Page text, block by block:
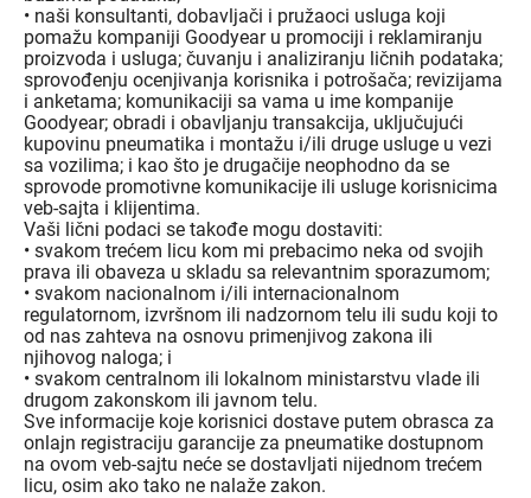
• naši konsultanti, dobavljači i pružaoci usluga koji
pomažu kompaniji Goodyear u promociji i reklamiranju
proizvoda i usluga; čuvanju i analiziranju ličnih podataka;
sprovođenju ocenjivanja korisnika i potrošača; revizijama
i anketama; komunikaciji sa vama u ime kompanije
Goodyear; obradi i obavljanju transakcija, uključujući
kupovinu pneumatika i montažu i/ili druge usluge u vezi
sa vozilima; i kao što je drugačije neophodno da se
sprovode promotivne komunikacije ili usluge korisnicima
veb-sajta i klijentima.
Vaši lični podaci se takođe mogu dostaviti:
• svakom trećem licu kom mi prebacimo neka od svojih
prava ili obaveza u skladu sa relevantnim sporazumom;
• svakom nacionalnom i/ili internacionalnom
regulatornom, izvršnom ili nadzornom telu ili sudu koji to
od nas zahteva na osnovu primenjivog zakona ili
njihovog naloga; i
• svakom centralnom ili lokalnom ministarstvu vlade ili
drugom zakonskom ili javnom telu.
Sve informacije koje korisnici dostave putem obrasca za
onlajn registraciju garancije za pneumatike dostupnom
na ovom veb-sajtu neće se dostavljati nijednom trećem
licu, osim ako tako ne nalaže zakon.